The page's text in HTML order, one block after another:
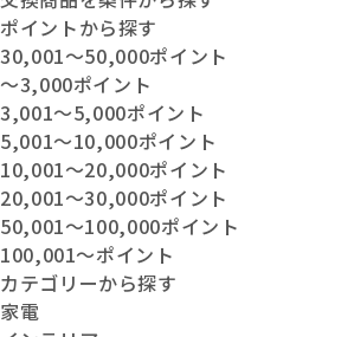
ポイントから探す
30,001〜50,000ポイント
〜3,000ポイント
3,001〜5,000ポイント
5,001〜10,000ポイント
10,001〜20,000ポイント
20,001〜30,000ポイント
50,001〜100,000ポイント
100,001〜ポイント
カテゴリーから探す
家電